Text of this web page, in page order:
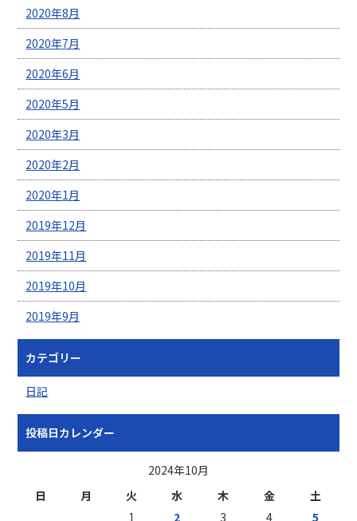
2020年8月
2020年7月
2020年6月
2020年5月
2020年3月
2020年2月
2020年1月
2019年12月
2019年11月
2019年10月
2019年9月
カテゴリー
日記
投稿日カレンダー
2024年10月
日
月 火 水 木 金
土
1
2 3 4 5